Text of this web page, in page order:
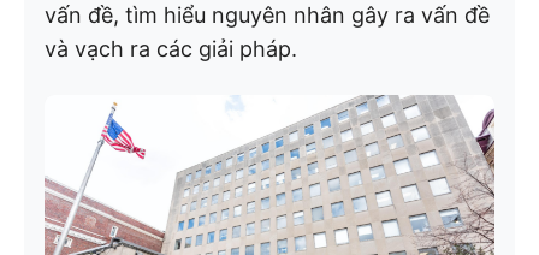
vấn đề, tìm hiểu nguyên nhân gây ra vấn đề
và vạch ra các giải pháp.